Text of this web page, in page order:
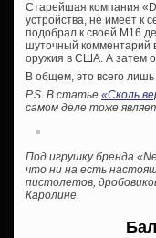
Старейшая компания
устройства, не имеет к
подобрал к своей М16
шуточный комментарий
оружия в США. А затем
В общем, это всего
P.S. В статье «Сколь
самом деле тоже
Под игрушку бренда
что ни на есть
пистолетов,
Каролине.